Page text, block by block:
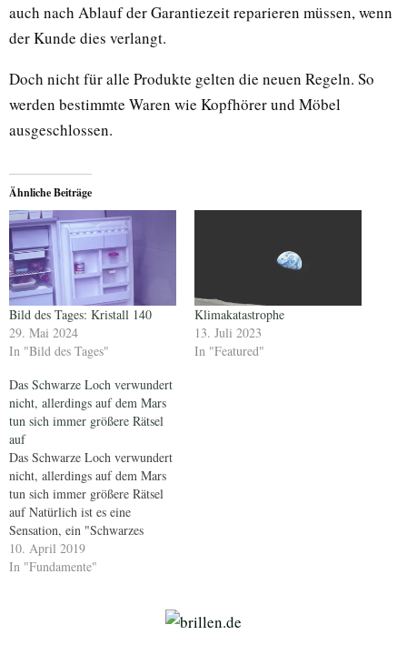
auch nach Ablauf der Garantiezeit reparieren müssen, wenn
der Kunde dies verlangt.
Doch nicht für alle Produkte gelten die neuen Regeln. So
werden bestimmte Waren wie Kopfhörer und Möbel
ausgeschlossen.
Ähnliche Beiträge
Bild des Tages: Kristall 140
29. Mai 2024
In "Bild des Tages"
Klimakatastrophe
13. Juli 2023
In "Featured"
Das Schwarze Loch verwundert
nicht, allerdings auf dem Mars
tun sich immer größere Rätsel
auf
Das Schwarze Loch verwundert
nicht, allerdings auf dem Mars
tun sich immer größere Rätsel
auf Natürlich ist es eine
Sensation, ein "Schwarzes
Loch" zu fotografieren.
Tausende dieser unheimlichen
10. April 2019
In "Fundamente"